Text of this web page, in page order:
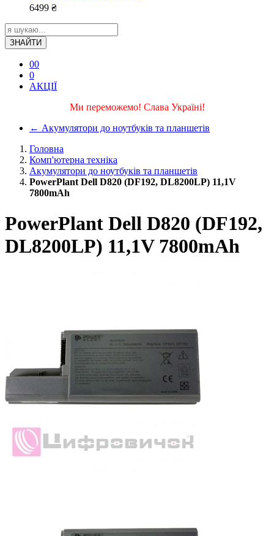
6499 ₴
ЗНАЙТИ
00
0
АКЦІЇ
Ми переможемо! Слава Україні!
← Акумулятори до ноутбуків та планшетів
Головна
Комп'ютерна техніка
Акумулятори до ноутбуків та планшетів
PowerPlant Dell D820 (DF192, DL8200LP) 11,1V
7800mAh
PowerPlant Dell D820 (DF192,
DL8200LP) 11,1V 7800mAh